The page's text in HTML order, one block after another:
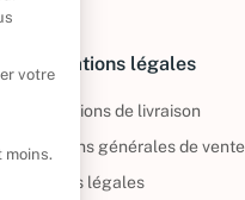
Informations légales
Informations de livraison
Conditions générales de vente
Mentions légales